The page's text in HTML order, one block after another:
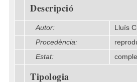
Descripció
Autor:
Lluís
Procedència:
Estat:
Tipologia